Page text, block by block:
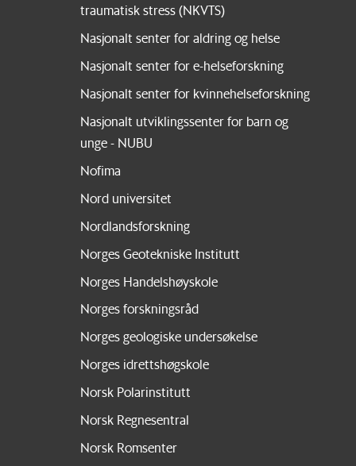
traumatisk stress (NKVTS)
Nasjonalt senter for aldring og helse
Nasjonalt senter for e-helseforskning
Nasjonalt senter for kvinnehelseforskning
Nasjonalt utviklingssenter for barn og
unge - NUBU
Nofima
Nord universitet
Nordlandsforskning
Norges Geotekniske Institutt
Norges Handelshøyskole
Norges forskningsråd
Norges geologiske undersøkelse
Norges idrettshøgskole
Norsk Polarinstitutt
Norsk Regnesentral
Norsk Romsenter